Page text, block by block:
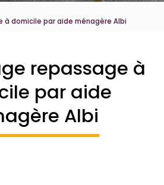
à domicile par aide ménagère Albi
repassage à
par aide
Albi